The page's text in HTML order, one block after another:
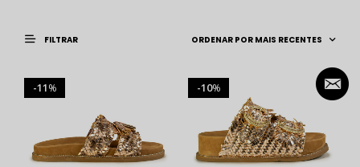
FILTRAR
%
11 %
10